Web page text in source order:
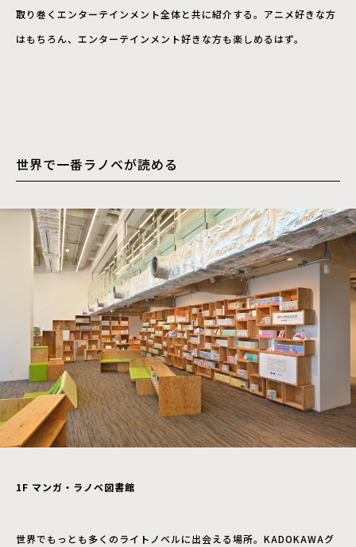
取り巻くエンターテインメント全体と共に紹介する。アニメ好きな方
はもちろん、エンターテインメント好きな方も楽しめるはず。
世界で一番ラノベが読める
1F マンガ・ラノベ図書館
世界でもっとも多くのライトノベルに出会える場所。KADOKAWAグ